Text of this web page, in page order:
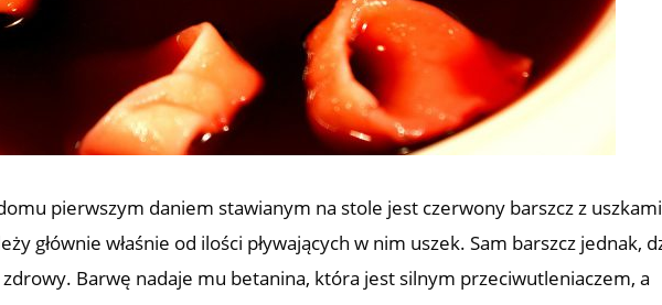
pierwszym daniem stawianym na stole jest czerwony barszcz z
głównie właśnie od ilości pływających w nim uszek. Sam barszcz jednak,
Barwę nadaje mu betanina, która jest silnym przeciwutleniaczem, a